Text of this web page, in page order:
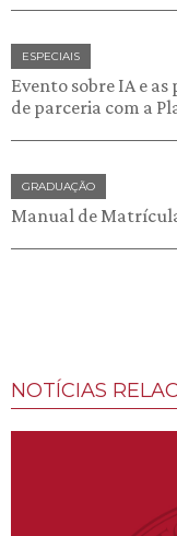
ESPECIAIS
Evento sobre IA e
de parceria com a
GRADUAÇÃO
Manual de
NOTÍCIAS